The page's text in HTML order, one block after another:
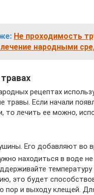
Не проходимость
лечение народными
рецептах
травы. Если начали
то лечить ее можно,
Его добавляют во
находиться в воде
температуру
это будет
пор и выходу клещей.